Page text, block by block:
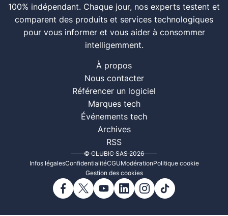
100% indépendant. Chaque jour, nos experts testent et
comparent des produits et services technologiques
pour vous informer et vous aider à consommer
intelligemment.
À propos
Nous contacter
Référencer un logiciel
Marques tech
Événements tech
Archives
RSS
© CLUBIC SAS 2026
Infos légalesConfidentialitéCGUModérationPolitique cookie
Gestion des cookies